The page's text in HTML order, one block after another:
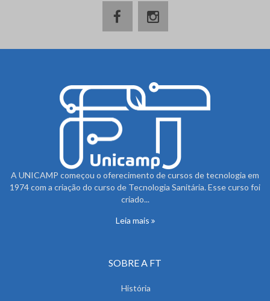
A UNICAMP começou o oferecimento de cursos de tecnologia em
1974 com a criação do curso de Tecnologia Sanitária. Esse curso foi
criado...
Leia mais
SOBRE A FT
História